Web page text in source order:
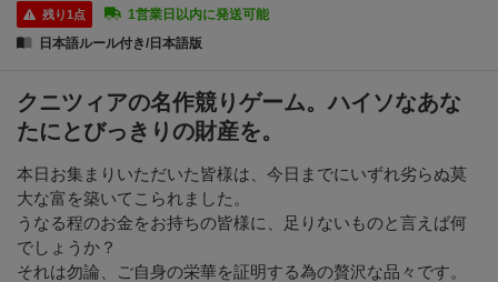
残り1点
1営業日以内に発送可能
日本語ルール付き/日本語版
クニツィアの名作競りゲーム。ハイソなあな
たにとびっきりの財産を。
本日お集まりいただいた皆様は、今日までにいずれ劣らぬ莫
大な富を築いてこられました。
うなる程のお金をお持ちの皆様に、足りないものと言えば何
でしょうか？
それは勿論、ご自身の栄華を証明する為の贅沢な品々です。